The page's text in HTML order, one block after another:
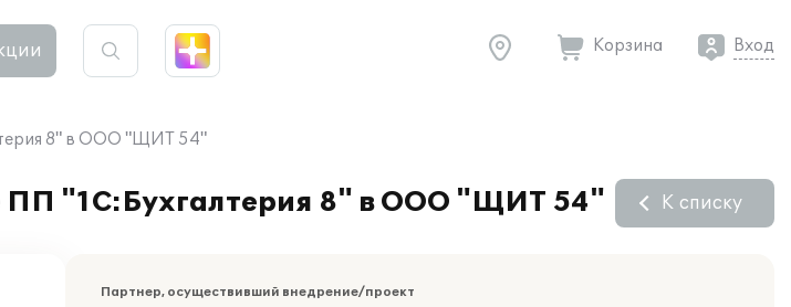
Корзина Вход
8" в ООО "ЩИТ 54"
ПП "1С:Бухгалтерия 8" в ООО "ЩИТ 54" К списку
Партнер, осуществивший внедрение/проект